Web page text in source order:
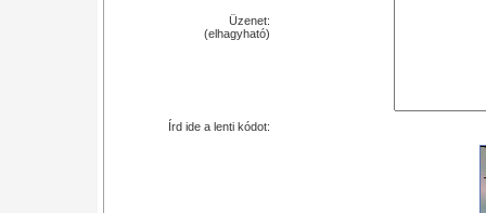
Üzenet:
(elhagyható)
Írd ide a lenti kódot: